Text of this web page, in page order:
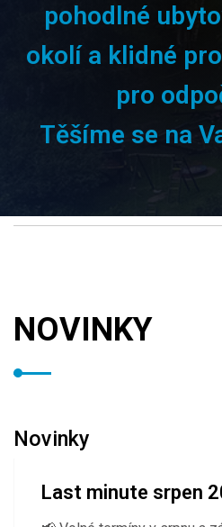
pohodlné
okolí a klidné
pro
Těšíme se na
NOVINKY
Novinky
Last minute srpen